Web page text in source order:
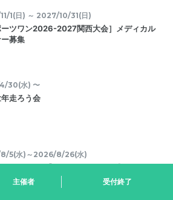
主催者 受付終了
1(日) ～ 2027/10/31(日)
ーツワン2026-2027関西大会］メディカル
募集
30(水) 〜
走ろう会
5(水)～2026/8/26(水)
千代田区